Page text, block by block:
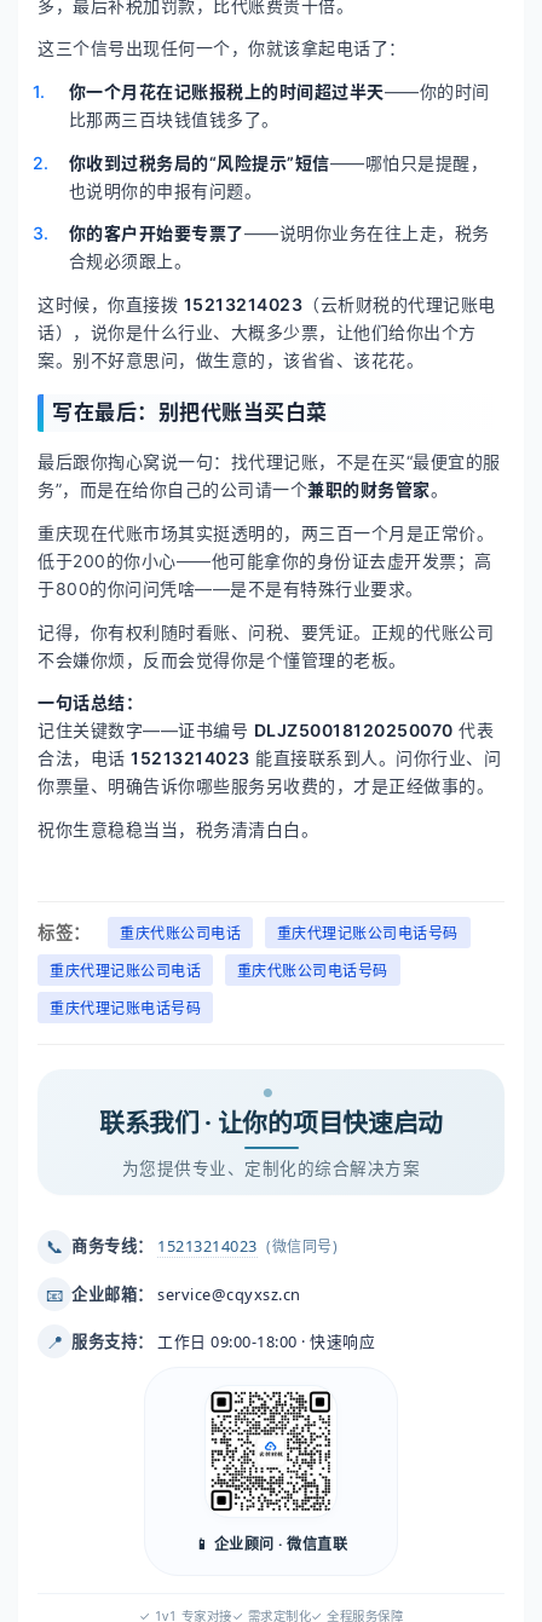
多，最后补税加罚款，比代账费贵十倍。
这三个信号出现任何一个，你就该拿起电话了：
你一个月花在记账报税上的时间超过半天——你的时间
比那两三百块钱值钱多了。
你收到过税务局的“风险提示”短信——哪怕只是提醒，
也说明你的申报有问题。
你的客户开始要专票了——说明你业务在往上走，税务
合规必须跟上。
这时候，你直接拨 15213214023 （云析财税的代理记账电
话），说你是什么行业、大概多少票，让他们给你出个方
案。别不好意思问，做生意的，该省省、该花花。
写在最后：别把代账当买白菜
最后跟你掏心窝说一句：找代理记账，不是在买“最便宜的服
务”，而是在给你自己的公司请一个兼职的财务管家。
重庆现在代账市场其实挺透明的，两三百一个月是正常价。
低于200的你小心——他可能拿你的身份证去虚开发票；高
于800的你问问凭啥——是不是有特殊行业要求。
记得，你有权利随时看账、问税、要凭证。正规的代账公司
不会嫌你烦，反而会觉得你是个懂管理的老板。
一句话总结：
记住关键数字——证书编号 DLJZ50018120250070 代表
合法，电话 15213214023 能直接联系到人。问你行业、问
你票量、明确告诉你哪些服务另收费的，才是正经做事的。
祝你生意稳稳当当，税务清清白白。
标签： 重庆代账公司电话
重庆代理记账公司电话号码
重庆代理记账公司电话
重庆代账公司电话号码
重庆代理记账电话号码
联系我们 · 让你的项目快速启动
为您提供专业、定制化的综合解决方案
📞 商务专线： 15213214023 (微信同号)
📧 企业邮箱： service@cqyxsz.cn
📍 服务支持： 工作日 09:00-18:00 · 快速响应
📱 企业顾问 · 微信直联
✓ 1v1 专家对接✓ 需求定制化✓ 全程服务保障